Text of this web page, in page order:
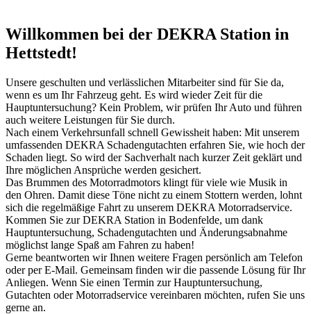
Willkommen bei der DEKRA Station in
Hettstedt!
Unsere geschulten und verlässlichen Mitarbeiter sind für Sie da,
wenn es um Ihr Fahrzeug geht. Es wird wieder Zeit für die
Hauptuntersuchung? Kein Problem, wir prüfen Ihr Auto und führen
auch weitere Leistungen für Sie durch.
Nach einem Verkehrsunfall schnell Gewissheit haben: Mit unserem
umfassenden DEKRA Schadengutachten erfahren Sie, wie hoch der
Schaden liegt. So wird der Sachverhalt nach kurzer Zeit geklärt und
Ihre möglichen Ansprüche werden gesichert.
Das Brummen des Motorradmotors klingt für viele wie Musik in
den Ohren. Damit diese Töne nicht zu einem Stottern werden, lohnt
sich die regelmäßige Fahrt zu unserem DEKRA Motorradservice.
Kommen Sie zur DEKRA Station in Bodenfelde, um dank
Hauptuntersuchung, Schadengutachten und Änderungsabnahme
möglichst lange Spaß am Fahren zu haben!
Gerne beantworten wir Ihnen weitere Fragen persönlich am Telefon
oder per E-Mail. Gemeinsam finden wir die passende Lösung für Ihr
Anliegen. Wenn Sie einen Termin zur Hauptuntersuchung,
Gutachten oder Motorradservice vereinbaren möchten, rufen Sie uns
gerne an.